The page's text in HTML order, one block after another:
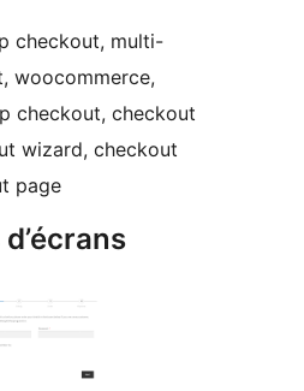
checkout, multi-
woocommerce,
checkout, checkout
wizard, checkout
page